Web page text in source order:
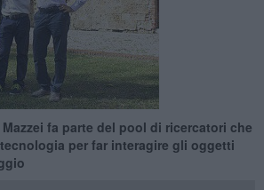
fa parte del pool di ricercatori che
per far interagire gli oggetti